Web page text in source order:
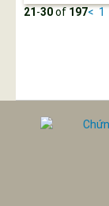
21-30of 197< 1